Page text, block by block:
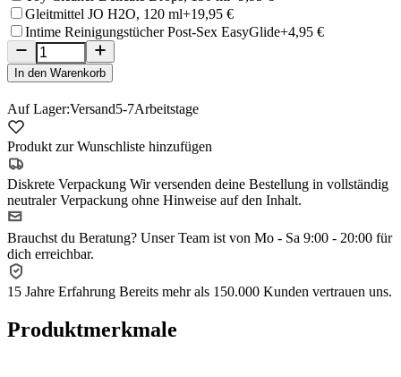
Gleitmittel JO H2O, 120 ml+19,95 €
Intime Reinigungstücher Post-Sex EasyGlide+4,95 €
In den Warenkorb
Auf Lager:Versand5-7Arbeitstage
Produkt zur Wunschliste hinzufügen
Diskrete Verpackung Wir versenden deine Bestellung in vollständig
neutraler Verpackung ohne Hinweise auf den Inhalt.
Brauchst du Beratung? Unser Team ist von Mo - Sa 9:00 - 20:00 für
dich erreichbar.
15 Jahre Erfahrung Bereits mehr als 150.000 Kunden vertrauen uns.
Produktmerkmale